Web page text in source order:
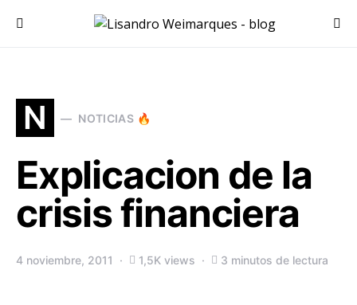
Search for:
N NOTICIAS 🔥
Explicacion de la
crisis financiera
4 noviembre, 2011 1,5K views 3 minutos de lectura